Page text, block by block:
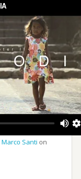
Marco Santi on